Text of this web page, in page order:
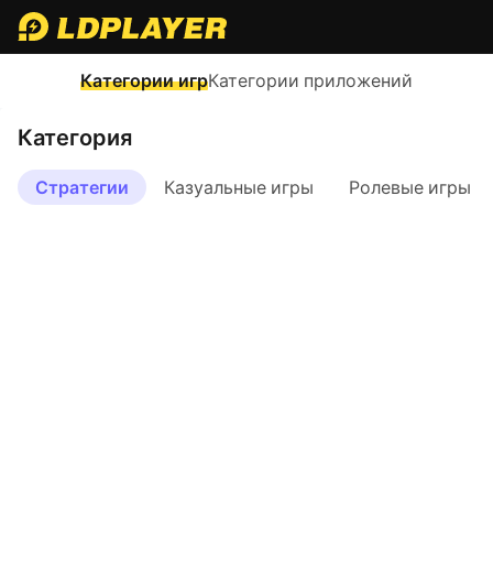
Категории игрКатегории приложений
Категория
Стратегии Казуальные игры Ролевые игры